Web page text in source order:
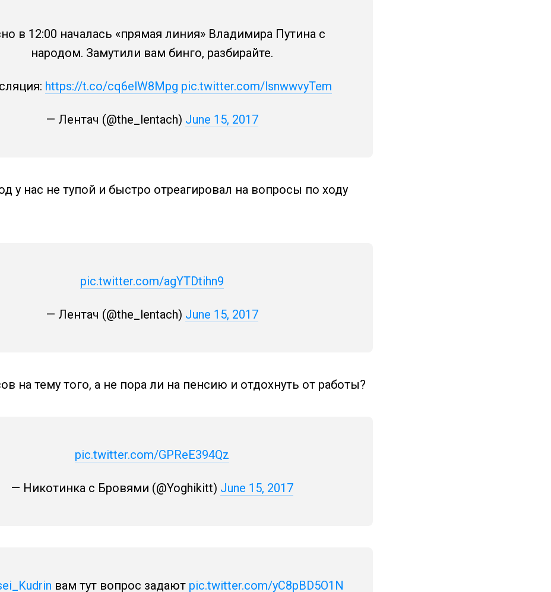
в 12:00 началась «прямая линия» Владимира Путина с
народом. Замутили вам бинго, разбирайте.
https://t.co/cq6elW8Mpg pic.twitter.com/lsnwwvyTem
— Лентач (@the_lentach) June 15, 2017
у нас не тупой и быстро отреагировал на вопросы по ходу
pic.twitter.com/agYTDtihn9
— Лентач (@the_lentach) June 15, 2017
на тему того, а не пора ли на пенсию и отдохнуть от работы?
pic.twitter.com/GPReE394Qz
— Никотинка с Бровями (@Yoghikitt) June 15, 2017
вам тут вопрос задают pic.twitter.com/yC8pBD5O1N